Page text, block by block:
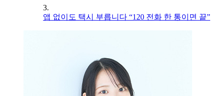
3.
앱 없이도 택시 부릅니다 “120 전화 한 통이면 끝”